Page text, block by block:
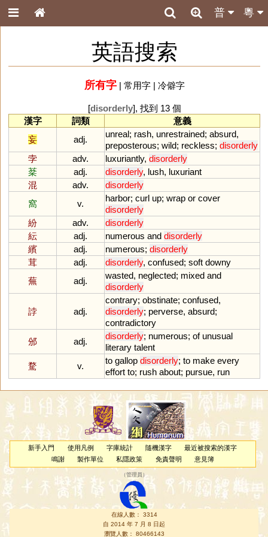
粵
普
英語搜索
所有字| 常用字| 冷僻字
[disorderly], 找到 13 個
漢字
詞類
意義
妄
adj.
unreal; rash, unrestrained; absurd,
preposterous; wild; reckless; disorderly
孛
adv. luxuriantly, disorderly
棻
adj. disorderly, lush, luxuriant
混
adv.
disorderly
窩
v.
harbor; curl up; wrap or cover
disorderly
紛
adv.
disorderly
紜
adj. numerous and disorderly
繽
adj. numerous; disorderly
茸
adj. disorderly, confused; soft downy
蕪
adj.
wasted, neglected; mixed and
disorderly
誖 adj.
contrary; obstinate; confused,
disorderly; perverse, absurd;
contradictory
邠
adj.
disorderly; numerous; of unusual
literary talent
騖
v.
to gallop disorderly; to make every
effort to; rush about; pursue, run
新手入門 使用凡例 字庫統計 隨機漢字
最近被搜索的漢字
鳴謝
製作單位 私隱政策 免責聲明 意見簿
（管理員 ）
在線人數： 3314
自 2014 年 7 月 8 日起
瀏覽人數： 80466143